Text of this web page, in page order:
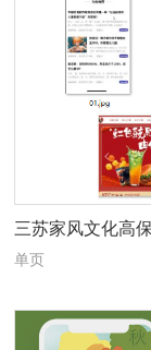
三苏家风文化高
案例烧优化后台
单页